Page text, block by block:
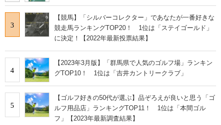
3
【競馬】「シルバーコレクター」であなたが一番好きな
競走馬ランキングTOP20！ 1位は「ステイゴールド」
に決定！【2022年最新投票結果】
4
【2023年3月版】「群馬県で人気のゴルフ場」ランキン
グTOP10！ 1位は「吉井カントリークラブ」
5
【ゴルフ好きの50代が選ぶ】品ぞろえが良いと思う「ゴ
ルフ用品店」ランキングTOP11！ 1位は「本間ゴル
フ」【2023年最新調査結果】